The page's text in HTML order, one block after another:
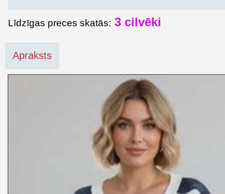
Līdzīgas preces skatās: 3 cilvēki
Apraksts